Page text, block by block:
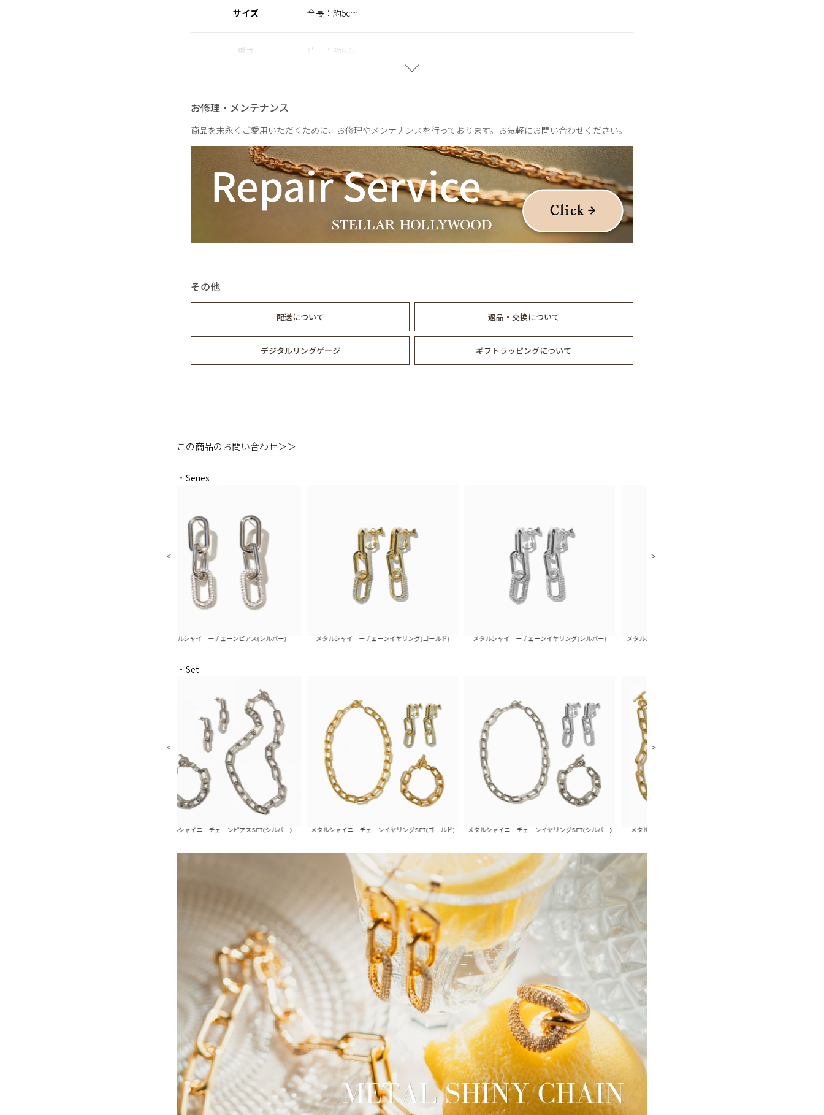
サイズ 全長：約5cm
重さ 片耳：約6.4g
お修理・メンテナンス
商品を末永くご愛用いただくために、お修理やメンテナンスを行っております。お気軽にお問い合わせください。
その他
配送について 返品・交換について
デジタルリングゲージ ギフトラッピングについて
この商品のお問い合わせ＞＞
・Series
メタルシャイニーチェーンピアス(シルバー) メタルシャイニーチェーンイヤリング(ゴールド) メタルシャイニーチェーンイヤリング(シルバー) メタルシャイニーチェーンブレスレット(ゴールド)
・Set
メタルシャイニーチェーンピアスSET(シルバー) メタルシャイニーチェーンイヤリングSET(ゴールド) メタルシャイニーチェーンイヤリングSET(シルバー) メタルシャイニーチェーンピアスSET(ゴールド)